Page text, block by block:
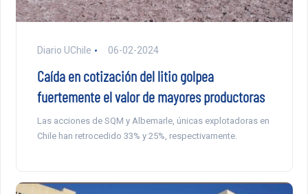
Diario UChile 06-02-2024
Caída en cotización del litio golpea
fuertemente el valor de mayores productoras
Las acciones de SQM y Albemarle, únicas explotadoras en
Chile han retrocedido 33% y 25%, respectivamente.